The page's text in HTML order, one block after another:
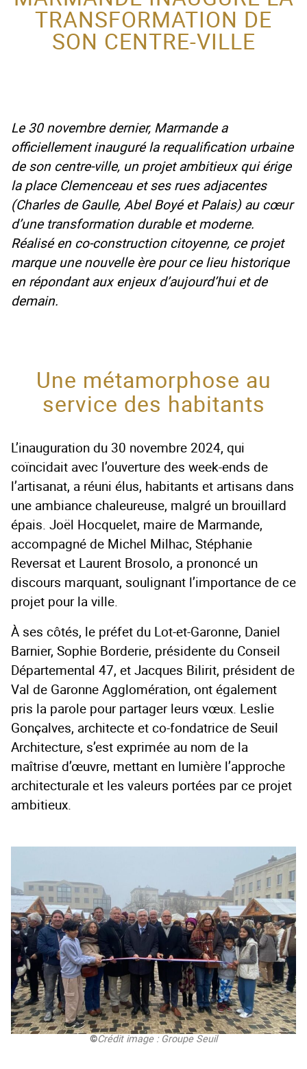
ACTEUR DE LA
PROTECTION DE
TRANSFORMATION DE
SON CENTRE-VILLE
Le 30 novembre dernier, Marmande a
officiellement inauguré la requalification urbaine
de son centre-ville, un projet ambitieux qui érige
la place Clemenceau et ses rues adjacentes
(Charles de Gaulle, Abel Boyé et Palais) au cœur
d’une transformation durable et moderne.
Réalisé en co-construction citoyenne, ce projet
marque une nouvelle ère pour ce lieu historique
en répondant aux enjeux d’aujourd’hui et de
demain.
Une métamorphose au
service des habitants
L’inauguration du 30 novembre 2024, qui
coïncidait avec l’ouverture des week-ends de
l’artisanat, a réuni élus, habitants et artisans dans
une ambiance chaleureuse, malgré un brouillard
épais. Joël Hocquelet, maire de Marmande,
accompagné de Michel Milhac, Stéphanie
Reversat et Laurent Brosolo, a prononcé un
discours marquant, soulignant l’importance de ce
projet pour la ville.
À ses côtés, le préfet du Lot-et-Garonne, Daniel
Barnier, Sophie Borderie, présidente du Conseil
Départemental 47, et Jacques Bilirit, président de
Val de Garonne Agglomération, ont également
pris la parole pour partager leurs vœux. Leslie
Gonçalves, architecte et co-fondatrice de Seuil
Architecture, s’est exprimée au nom de la
maîtrise d’œuvre, mettant en lumière l’approche
architecturale et les valeurs portées par ce projet
ambitieux.
©Crédit image : Groupe Seuil